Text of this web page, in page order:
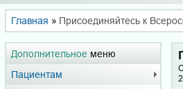
Главная » Присоединяйтесь к
Дополнительное меню
Пациентам